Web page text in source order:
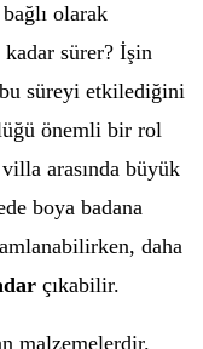
olarak
sürer? İşin
süreyi etkilediğini
önemli bir rol
arasında büyük
boya badana
daha
çıkabilir.
malzemelerdir.